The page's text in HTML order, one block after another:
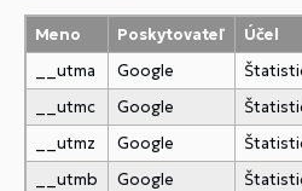
Meno Poskytovateľ
Účel
__utma
Google
__utmc
Google
__utmz
Google
__utmb
Google